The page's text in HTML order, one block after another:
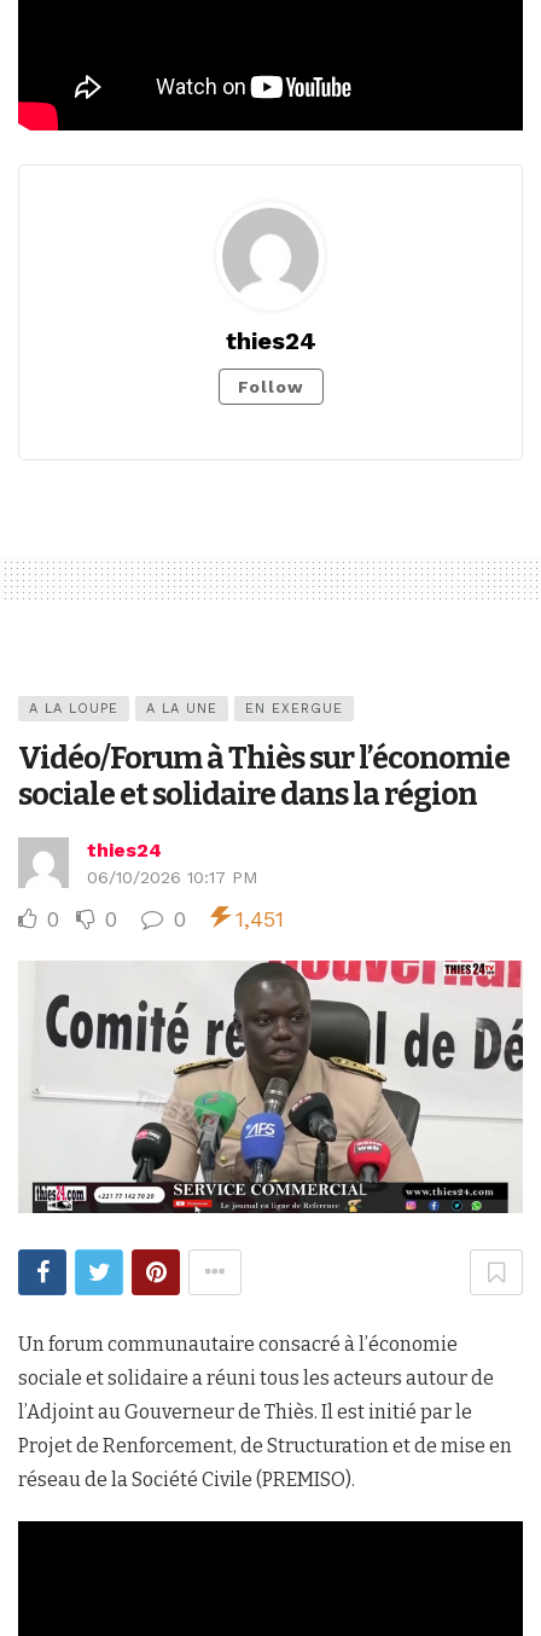
thies24
Follow
A LA LOUPE A LA UNE EN EXERGUE
Vidéo/Forum à Thiès sur l’économie
sociale et solidaire dans la région
thies24
06/10/2026 10:17 PM
0 0 0 1,451
Un forum communautaire consacré à l’économie
sociale et solidaire a réuni tous les acteurs autour de
l’Adjoint au Gouverneur de Thiès. Il est initié par le
Projet de Renforcement, de Structuration et de mise en
réseau de la Société Civile (PREMISO).